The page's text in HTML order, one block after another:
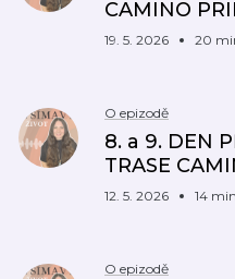
CAMINO
19. 5. 2026 20
O epizodě
8. a 9. DEN
TRASE
12. 5. 2026 14 min
O epizodě